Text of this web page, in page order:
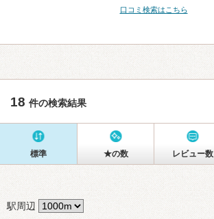
口コミ検索はこちら
18 件の検索結果
標準 ★の数 レビュー数
駅周辺